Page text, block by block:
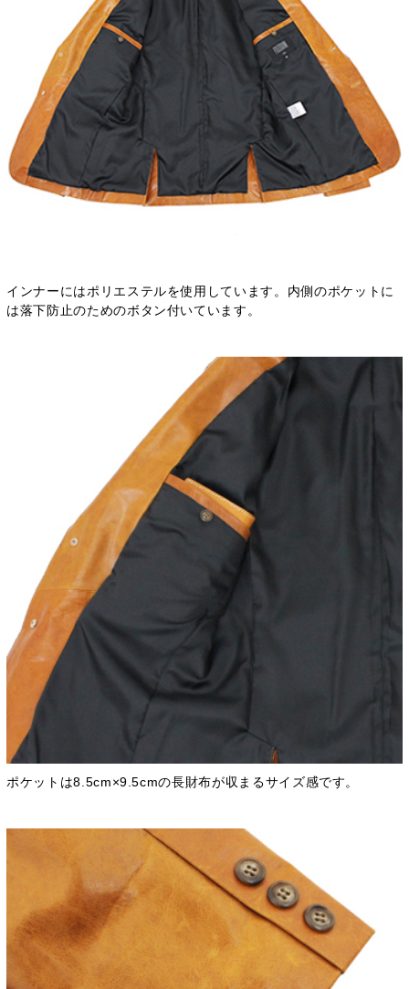
インナーにはポリエステルを使用しています。内側のポケットに
は落下防止のためのボタン付いています。
ポケットは8.5cm×9.5cmの長財布が収まるサイズ感です。